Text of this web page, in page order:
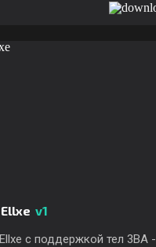
v1
с поддержкой тел 3BA -